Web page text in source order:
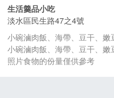
生活羹品小吃
淡水區民生路47之4號
小碗滷肉飯、海帶、豆干、嫩
小碗滷肉飯、海帶、豆干、嫩
照片食物的份量僅供參考